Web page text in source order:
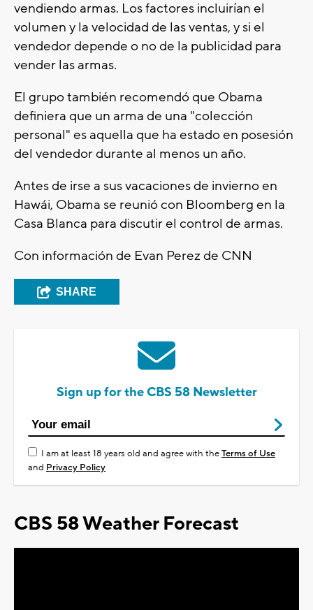
vendiendo armas. Los factores incluirían el
volumen y la velocidad de las ventas, y si el
vendedor depende o no de la publicidad para
vender las armas.
El grupo también recomendó que Obama
definiera que un arma de una "colección
personal" es aquella que ha estado en posesión
del vendedor durante al menos un año.
Antes de irse a sus vacaciones de invierno en
Hawái, Obama se reunió con Bloomberg en la
Casa Blanca para discutir el control de armas.
Con información de Evan Perez de CNN
SHARE
Sign up for the CBS 58 Newsletter
I am at least 18 years old and agree with theTerms of Use
and Privacy Policy
CBS 58 Weather Forecast